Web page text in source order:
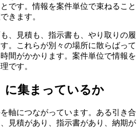
です。情報を案件単位で束ねること
きます。
、見積も、指示書も、やり取りの履
。これらが別々の場所に散らばって
間がかかります。案件単位で情報を
です。
に集まっているか
軸につながっています。ある引き合
見積があり、指示書があり、納期が